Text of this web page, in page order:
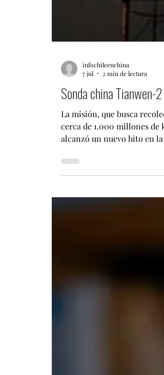
infochileenchina
7 jul
2 min de lectura
Sonda china
La misión, que busca
alcanzó un nuevo hito en
iniciando oficialmente las